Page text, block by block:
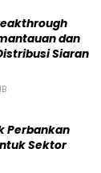
dan
Siaran
Perbankan
Sektor